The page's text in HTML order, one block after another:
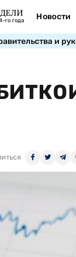
го года Новости
и